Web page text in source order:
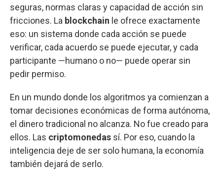
seguras, normas claras y capacidad de acción sin
fricciones. La blockchain le ofrece exactamente
eso: un sistema donde cada acción se puede
verificar, cada acuerdo se puede ejecutar, y cada
participante —humano o no— puede operar sin
pedir permiso.
En un mundo donde los algoritmos ya comienzan a
tomar decisiones económicas de forma autónoma,
el dinero tradicional no alcanza. No fue creado para
ellos. Las criptomonedas sí. Por eso, cuando la
inteligencia deje de ser solo humana, la economía
también dejará de serlo.